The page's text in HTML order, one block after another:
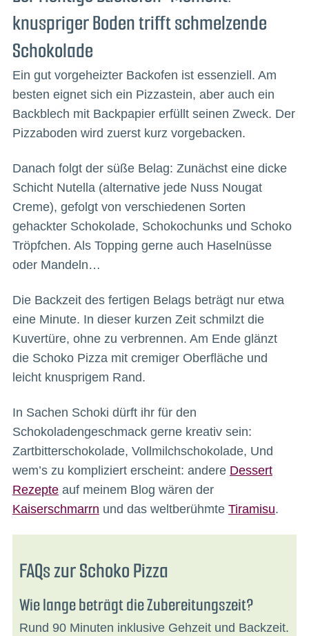
knuspriger Boden trifft schmelzende
Schokolade
Ein gut vorgeheizter Backofen ist essenziell. Am
besten eignet sich ein Pizzastein, aber auch ein
Backblech mit Backpapier erfüllt seinen Zweck. Der
Pizzaboden wird zuerst kurz vorgebacken.
Danach folgt der süße Belag: Zunächst eine dicke
Schicht Nutella (alternative jede Nuss Nougat
Creme), gefolgt von verschiedenen Sorten
gehackter Schokolade, Schokochunks und Schoko
Tröpfchen. Als Topping gerne auch Haselnüsse
oder Mandeln…
Die Backzeit des fertigen Belags beträgt nur etwa
eine Minute. In dieser kurzen Zeit schmilzt die
Kuvertüre, ohne zu verbrennen. Am Ende glänzt
die Schoko Pizza mit cremiger Oberfläche und
leicht knusprigem Rand.
In Sachen Schoki dürft ihr für den
Schokoladengeschmack gerne kreativ sein:
Zartbitterschokolade, Vollmilchschokolade, Und
wem’s zu kompliziert erscheint: andere Dessert
Rezepteauf meinem Blog wären der
Kaiserschmarrn und das weltberühmte Tiramisu.
FAQs zur Schoko Pizza
Wie lange beträgt die Zubereitungszeit?
Rund 90 Minuten inklusive Gehzeit und Backzeit.